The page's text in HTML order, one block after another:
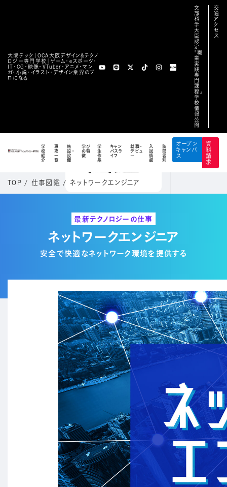
大阪テック｜OCA⼤阪デザイン&テクノ
ロジー専⾨学校｜ゲーム・eスポーツ・
IT・CG・映像・VTuber・アニメ・マン
ガ・小説・イラスト・デザイン業界のプ
ロになる
文
部
科
学
大
臣
認
定
「職
業
実
践
専
門
課
程」
学
校
情
報
公
開
交
通
ア
ク
セ
ス
学
校
紹
介
専
攻
一
覧
施
設・
設
備
学び
の特
徴
学
生
作
品
キャン
パスラ
イフ
就職・
デビュ
ー
入
試
情
報
訪
問
者
別
オープン
キャンパ
ス
資
料
請
求
TOP / 仕事図鑑 /ネットワークエンジニア
最新テクノロジーの仕事
ネットワークエンジニア
安全で快適なネットワーク環境を提供する